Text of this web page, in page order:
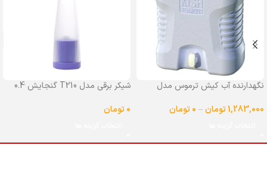
نگهدارنده آب کیش ترموس مدل
1,283,000تومان–
0تومان
شیکر برقی مدل T210 گنجایش 0.4
0تومان